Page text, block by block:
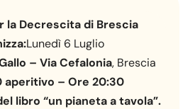
la Decrescita di Brescia
Lunedì 6 Luglio
– Via Cefalonia, Brescia
aperitivo – Ore 20:30
libro “un pianeta a tavola”.